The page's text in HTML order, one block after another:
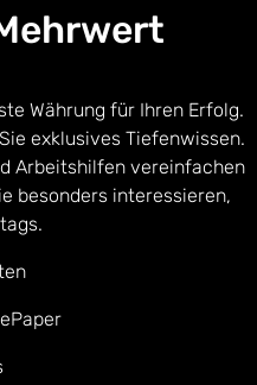
Währung für Ihren Erfolg.
exklusives Tiefenwissen.
Arbeitshilfen vereinfachen
besonders interessieren,